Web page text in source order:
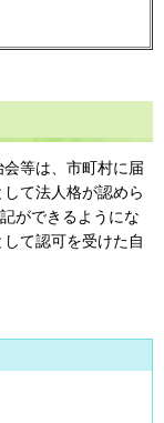
等は、市町村に届
て法人格が認めら
ができるようにな
て認可を受けた自